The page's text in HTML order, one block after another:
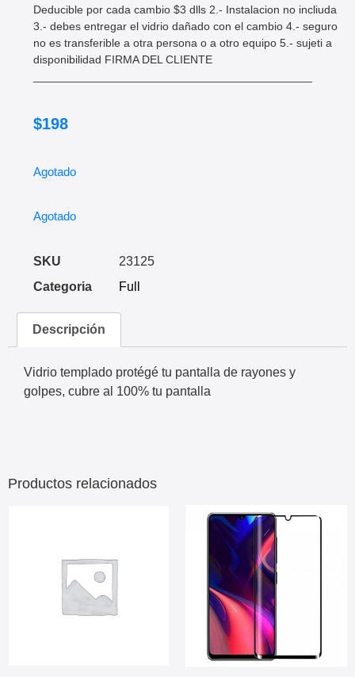
Deducible por cada cambio $3 dlls 2.- Instalacion no incliuda
3.- debes entregar el vidrio dañado con el cambio 4.- seguro
no es transferible a otra persona o a otro equipo 5.- sujeti a
disponibilidad FIRMA DEL CLIENTE
$198
Agotado
Agotado
SKU
23125
Categoria
Full
Descripción
Vidrio templado protégé tu pantalla de rayones y
golpes, cubre al 100% tu pantalla
Productos relacionados